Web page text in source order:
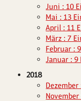
Juni : 10
Mai : 13
April : 11
März : 7
Februar :
Januar : 9
2018